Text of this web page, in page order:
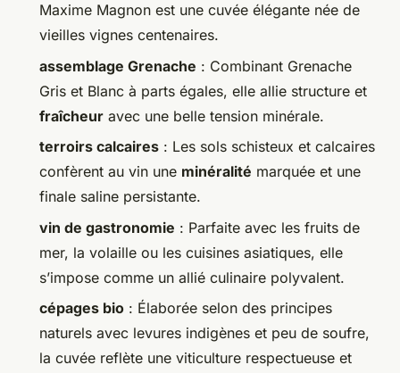
Maxime Magnon est une cuvée élégante née de
vieilles vignes centenaires.
assemblage Grenache : Combinant Grenache
Gris et Blanc à parts égales, elle allie structure et
fraîcheur avec une belle tension minérale.
terroirs calcaires : Les sols schisteux et calcaires
confèrent au vin une minéralité marquée et une
finale saline persistante.
vin de gastronomie : Parfaite avec les fruits de
mer, la volaille ou les cuisines asiatiques, elle
s’impose comme un allié culinaire polyvalent.
cépages bio : Élaborée selon des principes
naturels avec levures indigènes et peu de soufre,
la cuvée reflète une viticulture respectueuse et